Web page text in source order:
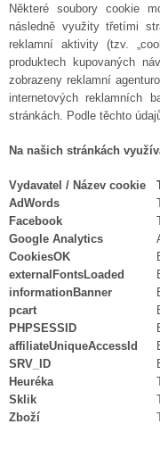
Některé soubory cookie
následně využity třetími
reklamní aktivity (tzv.
produktech kupovaných
zobrazeny reklamní
internetových reklamních
stránkách. Podle těchto
Na našich stránkách
Vydavatel / Název cookie
AdWords
Facebook
Google Analytics
CookiesOK
externalFontsLoaded
informationBanner
pcart
PHPSESSID
affiliateUniqueAccessId
SRV_ID
Heuréka
Sklik
Zboží